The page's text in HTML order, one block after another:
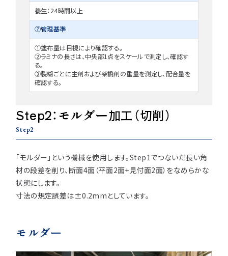
養生：24時間以上
⑦管理基準
①塗布量は目視により確認する。
②ラミナの長さは、中央部1点をスケールで測定し、確認す
る。
③製糊ごとに主剤および架橋剤の重量を測定し、配合量を
確認する。
Step2：モルダー加工（切削）
Step2
「モルダー」という機械を使用します。Step1でつないだ長い角
材の段差を削り、断面4面（平面2面+見付面2面）をなめらかな
状態にします。
寸法の規定誤差は±0.2mmとしています。
モルダー